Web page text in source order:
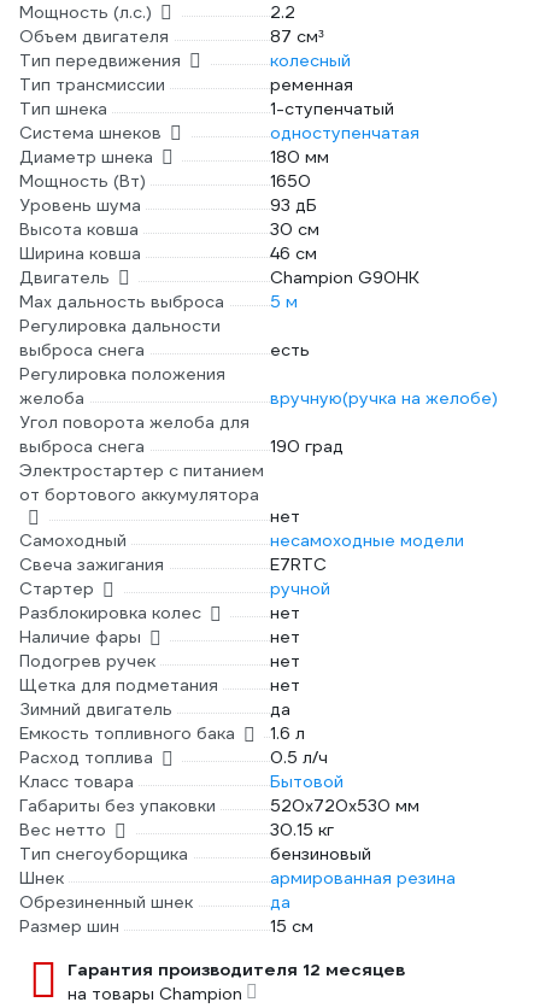
Мощность (л.с.)
2.2
Объем двигателя
87 см³
Тип передвижения
колесный
Тип трансмиссии
ременная
Тип шнека
1-ступенчатый
Система шнеков
одноступенчатая
Диаметр шнека
180 мм
Мощность (Вт)
1650
Уровень шума
93 дБ
Высота ковша
30 см
Ширина ковша
46 см
Двигатель
Champion G90HK
Max дальность выброса
5 м
Регулировка дальности
выброса снега
есть
Регулировка положения
желоба
вручную(ручка на желобе)
Угол поворота желоба для
выброса снега
190 град
Электростартер с питанием
от бортового аккумулятора
нет
Самоходный
несамоходные модели
Свеча зажигания
E7RTC
Стартер
ручной
Разблокировка колес
нет
Наличие фары
нет
Подогрев ручек
нет
Щетка для подметания
нет
Зимний двигатель
да
Емкость топливного бака
1.6 л
Расход топлива
0.5 л/ч
Класс товара
Бытовой
Габариты без упаковки
520х720х530 мм
Вес нетто
30.15 кг
Тип снегоуборщика
бензиновый
Шнек
армированная резина
Обрезиненный шнек
да
Размер шин
15 см
Гарантия производителя 12 месяцев
на товары Champion